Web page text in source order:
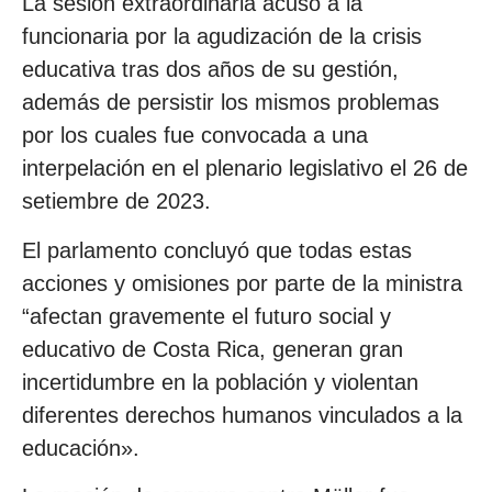
funcionaria por la agudización de la crisis
educativa tras dos años de su gestión,
además de persistir los mismos problemas
por los cuales fue convocada a una
interpelación en el plenario legislativo el 26 de
setiembre de 2023.
El parlamento concluyó que todas estas
acciones y omisiones por parte de la ministra
“afectan gravemente el futuro social y
educativo de Costa Rica, generan gran
incertidumbre en la población y violentan
diferentes derechos humanos vinculados a la
educación».